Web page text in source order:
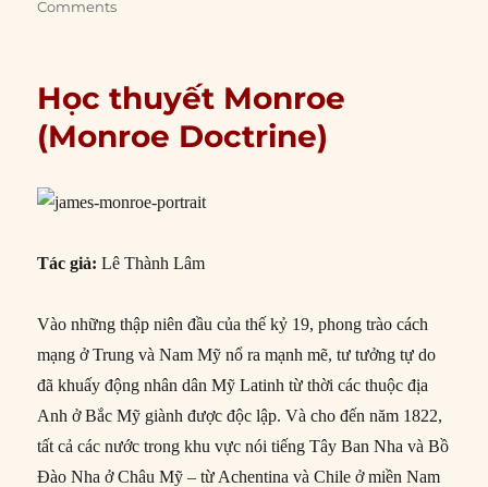
Comments
Học thuyết Monroe
(Monroe Doctrine)
Tác giả: Lê Thành Lâm
Vào những thập niên đầu của thế kỷ 19, phong trào cách
mạng ở Trung và Nam Mỹ nổ ra mạnh mẽ, tư tưởng tự do
đã khuấy động nhân dân Mỹ Latinh từ thời các thuộc địa
Anh ở Bắc Mỹ giành được độc lập. Và cho đến năm 1822,
tất cả các nước trong khu vực nói tiếng Tây Ban Nha và Bồ
Đào Nha ở Châu Mỹ – từ Achentina và Chile ở miền Nam